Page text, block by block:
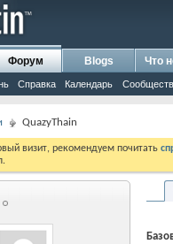
Форум
Справка Календарь
Blogs Что
QuazyThain
визит, рекомендуем почитать